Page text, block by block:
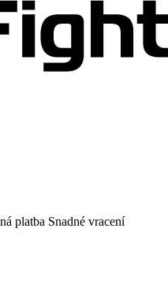
platba Snadné vracení